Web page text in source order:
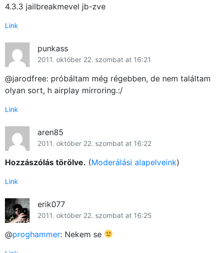
4.3.3 jailbreakmevel jb-zve
Link
punkass
2011. október 22. szombat at 16:21
@jarodfree: próbáltam még régebben, de nem találtam
olyan sort, h airplay mirroring.:/
Link
aren85
2011. október 22. szombat at 16:22
Hozzászólás törölve. (Moderálási alapelveink)
Link
erik077
2011. október 22. szombat at 16:25
@proghammer: Nekem se